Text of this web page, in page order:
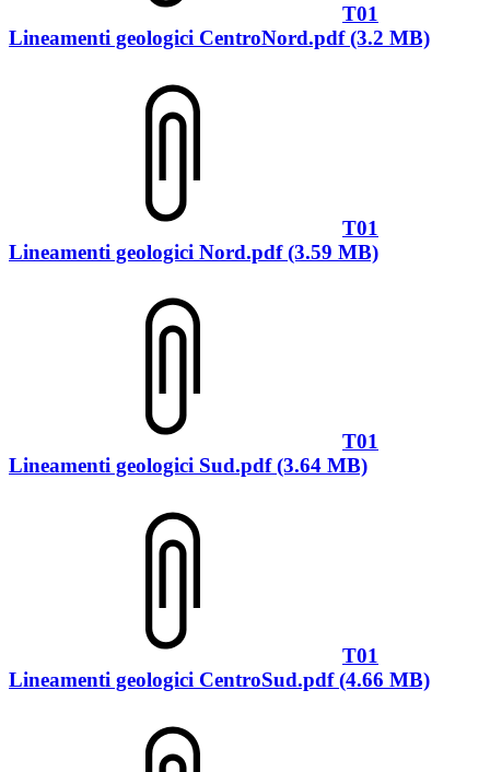
T01
Lineamenti geologici CentroNord.pdf (3.2 MB)
T01
Lineamenti geologici Nord.pdf (3.59 MB)
T01
Lineamenti geologici Sud.pdf (3.64 MB)
T01
Lineamenti geologici CentroSud.pdf (4.66 MB)